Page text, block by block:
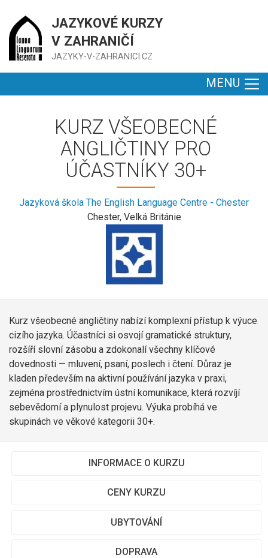
JAZYKOVÉ KURZY
V ZAHRANIČÍ
JAZYKY-V-ZAHRANICI.CZ
MENU
KURZ VŠEOBECNÉ
ANGLIČTINY PRO
ÚČASTNÍKY 30+
Jazyková škola The English Language Centre - Chester
Chester, Velká Británie
Kurz všeobecné angličtiny nabízí komplexní přístup k výuce
cizího jazyka. Účastníci si osvojí gramatické struktury,
rozšíří slovní zásobu a zdokonalí všechny klíčové
dovednosti — mluvení, psaní, poslech i čtení. Důraz je
kladen především na aktivní používání jazyka v praxi,
zejména prostřednictvím ústní komunikace, která rozvíjí
sebevědomí a plynulost projevu. Výuka probíhá ve
skupinách ve věkové kategorii 30+.
INFORMACE O KURZU
CENY KURZU
UBYTOVÁNÍ
DOPRAVA